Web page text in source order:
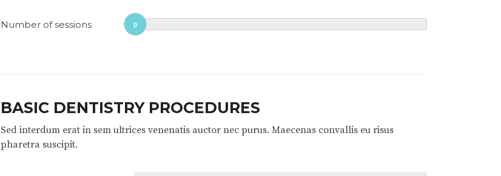
Number of sessions 0
BASIC DENTISTRY PROCEDURES
Sed interdum erat in sem ultrices venenatis auctor nec purus. Maecenas convallis eu risus
pharetra suscipit.